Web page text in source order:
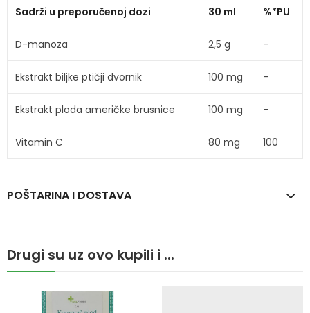
Sadrži u preporučenoj dozi 30 ml %*PU
D-manoza 2,5 g –
Ekstrakt biljke ptičji dvornik 100 mg –
Ekstrakt ploda američke brusnice 100 mg –
Vitamin C 80 mg 100
POŠTARINA I DOSTAVA
Drugi su uz ovo kupili i ...